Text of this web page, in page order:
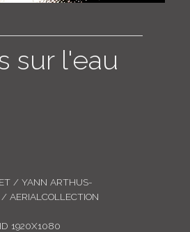
LOGIN
sur l'eau
/ YANN ARTHUS-
AERIALCOLLECTION
1920X1080